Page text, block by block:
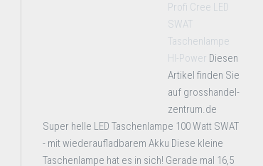
Profi Cree LED
SWAT
Taschenlampe
HI-Power Diesen
Artikel finden Sie
auf grosshandel-
zentrum.de
Super helle LED Taschenlampe 100 Watt SWAT
- mit wiederaufladbarem Akku Diese kleine
Taschenlampe hat es in sich! Gerade mal 16,5